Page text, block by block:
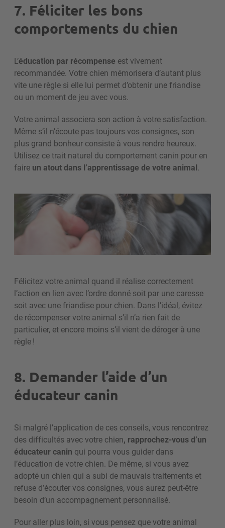
7. Féliciter les bons
comportements du chien
L’éducation par récompense est vivement
recommandée. Votre chien mémorisera d’autant plus
vite une règle si elle lui permet d’obtenir une friandise
ou un moment de jeu avec vous.
Votre animal associera son action à votre satisfaction.
Même s’il n’écoute pas toujours vos consignes, son
plus grand bonheur consiste à vous rendre heureux.
Utilisez ce trait naturel du comportement canin pour en
faire un atout dans l’apprentissage de votre animal.
Félicitez votre animal quand il réalise correctement
l’action en lien avec l’ordre donné soit par une caresse
soit avec une friandise pour chien. Dans l’idéal, évitez
de récompenser votre animal s’il n’a rien fait de
particulier, et encore moins s’il vient de déroger à une
règle !
8. Demander l’aide d’un
éducateur canin
Si malgré l’application de ces conseils, vous rencontrez
des difficultés avec votre chien, rapprochez-vous d’un
éducateur canin qui pourra vous guider dans
l’éducation de votre chien. De même, si vous avez
adopté un chien qui a subi de mauvais traitements et
refuse d’écouter vos consignes, vous aurez peut-être
besoin d’un accompagnement personnalisé.
Pour aller plus loin, si vous pensez que votre animal